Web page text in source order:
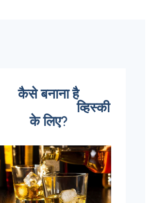
कैसे बनाना है
व्हिस्की
के लिए?